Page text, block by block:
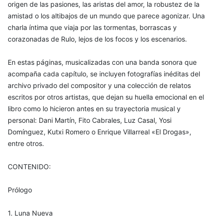
origen de las pasiones, las aristas del amor, la robustez de la
amistad o los altibajos de un mundo que parece agonizar. Una
charla íntima que viaja por las tormentas, borrascas y
corazonadas de Rulo, lejos de los focos y los escenarios.
En estas páginas, musicalizadas con una banda sonora que
acompaña cada capítulo, se incluyen fotografías inéditas del
archivo privado del compositor y una colección de relatos
escritos por otros artistas, que dejan su huella emocional en el
libro como lo hicieron antes en su trayectoria musical y
personal: Dani Martín, Fito Cabrales, Luz Casal, Yosi
Domínguez, Kutxi Romero o Enrique Villarreal «El Drogas»,
entre otros.
CONTENIDO:
Prólogo
1. Luna Nueva